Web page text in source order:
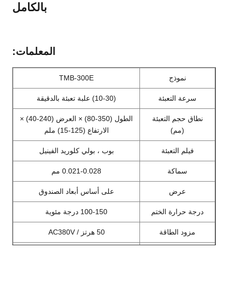
بالكامل
المعلمات:
نموذج TMB-300E
سرعة التعبئة (10-30) علبة تعبئة بالدقيقة
نطاق حجم التعبئة
(مم)
الطول (350-80) × العرض (240-40) ×
الارتفاع (125-15) ملم
فيلم التعبئة بوب ، بولي كلوريد الفينيل
سماكة 0.021-0.028 مم
عرض على أساس أبعاد الصندوق
درجة حرارة الختم 100-150 درجة مئوية
مزود الطاقة 50 هرتز / AC380V